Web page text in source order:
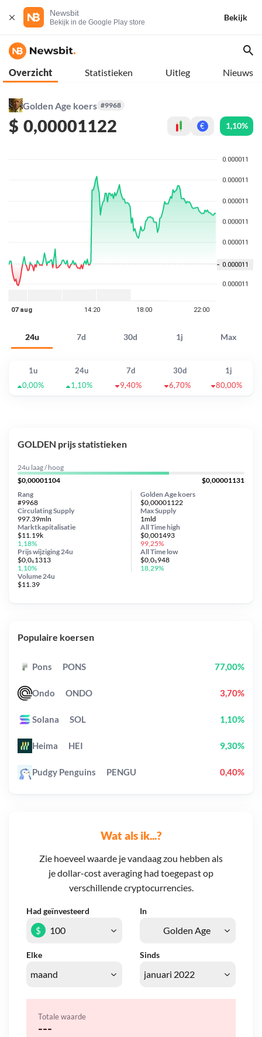
Newsbit
Bekijk in de Google Play store
Bekijk
Overzicht Statistieken Uitleg Nieuws
Golden Age koers #9968
$ 0,00001122 € 1,10%
24u 7d 30d 1j Max
1u 24u 7d 30d
1j
0,00%
1,10% 9,40% 6,70% 80,00%
Wat als ik...?
Zie hoeveel waarde je vandaag zou hebben als
je dollar-cost averaging had toegepast op
verschillende cryptocurrencies.
Had geïnvesteerd In
Elke Sinds
$
Totale waarde
---
GOLDEN prijs statistieken
24u laag / hoog
$0,00001104
$0,00001131
Golden Age koers
$0,00001122
Circulating Supply
997.39mln
Prijs wijziging 24u
$0,0₆1313
1,10%
Max Supply
1mld
Marktkapitalisatie
$11.19k
1,18%
Volume 24u
$11.39
Rang
#9968
All Timehigh
$0,001493
99,25%
All Time low
$0,0₅948
18,29%
Populaire koersen
Pons PONS 77,00%
Ondo ONDO 3,70%
Solana SOL 1,10%
Heima HEI 9,30%
Pudgy Penguins PENGU 0,40%